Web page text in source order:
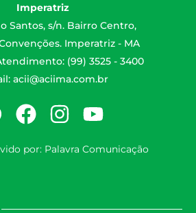
Imperatriz
Santos, s/n. Bairro Centro,
Imperatriz - MA
(99) 3525 - 3400
acii@aciima.com.br
por: Palavra Comunicação